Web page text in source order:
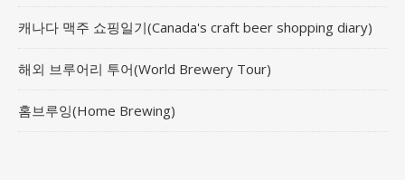
캐나다 맥주 쇼핑일기(Canada's craft beer shopping diary)
해외 브루어리 투어(World Brewery Tour)
홈브루잉(Home Brewing)